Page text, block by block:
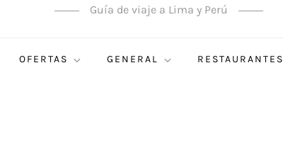
Guía de viaje a Lima y Perú
OFERTAS GENERAL RESTAURANTES